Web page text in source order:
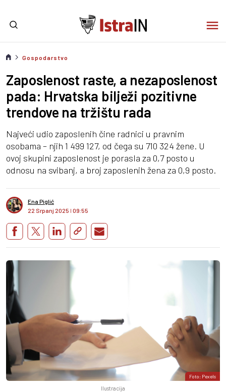
Gospodarstvo
Zaposlenost raste, a nezaposlenost
pada: Hrvatska bilježi pozitivne
trendove na tržištu rada
Najveći udio zaposlenih čine radnici u pravnim
osobama – njih 1 499 127, od čega su 710 324 žene. U
ovoj skupini zaposlenost je porasla za 0,7 posto u
odnosu na svibanj, a broj zaposlenih žena za 0,9 posto.
Ena Piglić
22 Srpanj 2025 I 09:55
Foto: Pexels
Ilustracija